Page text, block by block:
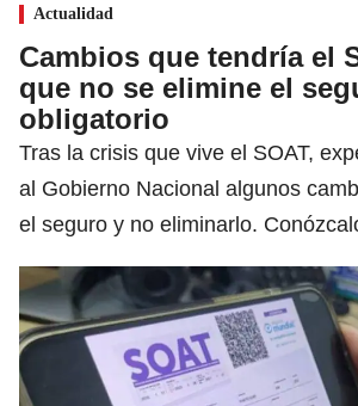
Actualidad
Cambios que tendría el
que no se elimine el
obligatorio
Tras la crisis que vive el SOAT,
al Gobierno Nacional algunos
el seguro y no eliminarlo.